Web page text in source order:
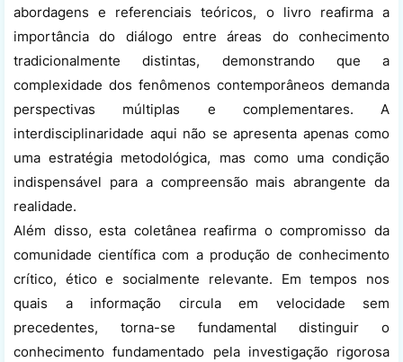
abordagens e referenciais teóricos, o livro reafirma a
importância do diálogo entre áreas do conhecimento
tradicionalmente distintas, demonstrando que a
complexidade dos fenômenos contemporâneos demanda
perspectivas múltiplas e complementares. A
interdisciplinaridade aqui não se apresenta apenas como
uma estratégia metodológica, mas como uma condição
indispensável para a compreensão mais abrangente da
realidade.
Além disso, esta coletânea reafirma o compromisso da
comunidade científica com a produção de conhecimento
crítico, ético e socialmente relevante. Em tempos nos
quais a informação circula em velocidade sem
precedentes, torna-se fundamental distinguir o
conhecimento fundamentado pela investigação rigorosa